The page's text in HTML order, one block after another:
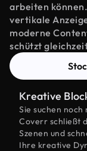
arbeiten
vertikale
moderne
schützt
Kreative
Sie suchen
Coverr schließt
Szenen und
Ihre kreative